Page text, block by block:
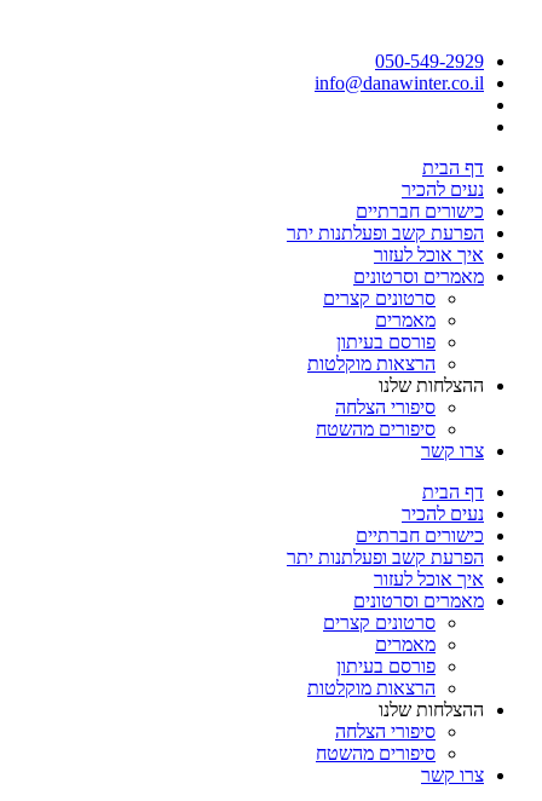
050-549-2929
info@danawinter.co.il
דף הבית
נעים להכיר
כישורים חברתיים
הפרעת קשב ופעלתנות יתר
איך אוכל לעזור
מאמרים וסרטונים
סרטונים קצרים
מאמרים
פורסם בעיתון
הרצאות מוקלטות
ההצלחות שלנו
סיפורי הצלחה
סיפורים מהשטח
צרו קשר
דף הבית
נעים להכיר
כישורים חברתיים
הפרעת קשב ופעלתנות יתר
איך אוכל לעזור
מאמרים וסרטונים
סרטונים קצרים
מאמרים
פורסם בעיתון
הרצאות מוקלטות
ההצלחות שלנו
סיפורי הצלחה
סיפורים מהשטח
צרו קשר